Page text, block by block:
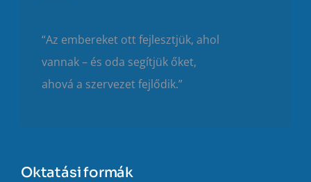
“Az embereket ott fejlesztjük, ahol
vannak – és oda segítjük őket,
ahová a szervezet fejlődik.”
Oktatási formák